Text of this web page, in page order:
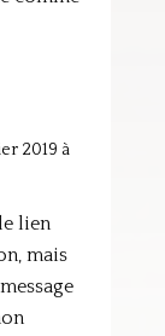
2019 à
lien
mais